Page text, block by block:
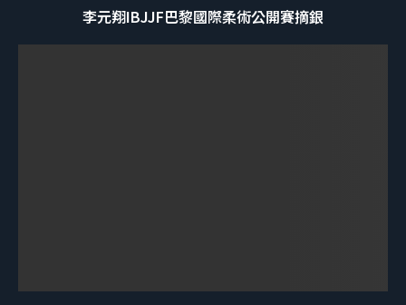
李元翔IBJJF巴黎國際柔術公開賽摘銀